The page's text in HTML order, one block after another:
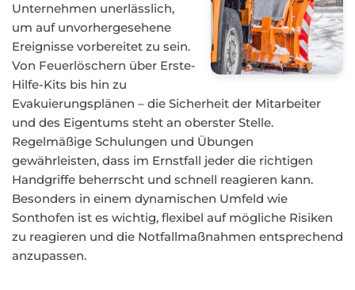
Unternehmen unerlässlich,
um auf unvorhergesehene
Ereignisse vorbereitet zu sein.
Von Feuerlöschern über Erste-
Hilfe-Kits bis hin zu
Evakuierungsplänen – die Sicherheit der Mitarbeiter
und des Eigentums steht an oberster Stelle.
Regelmäßige Schulungen und Übungen
gewährleisten, dass im Ernstfall jeder die richtigen
Handgriffe beherrscht und schnell reagieren kann.
Besonders in einem dynamischen Umfeld wie
Sonthofen ist es wichtig, flexibel auf mögliche Risiken
zu reagieren und die Notfallmaßnahmen entsprechend
anzupassen.